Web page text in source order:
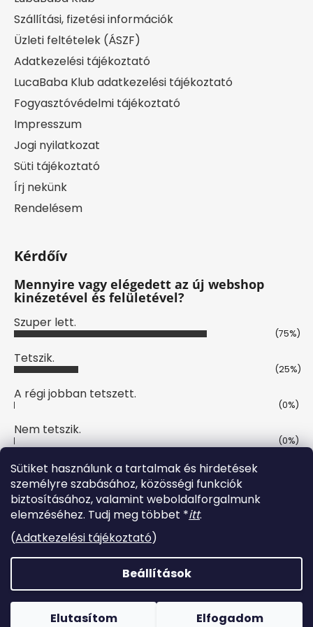
Sütiket használunk a tartalmak és hirdetések
személyre szabásához, közösségi funkciók
biztosításához, valamint weboldalforgalmunk
elemzéséhez. Tudj meg többet *itt.
(Adatkezelési tájékoztató)
Beállítások
Elutasítom Elfogadom
NYÁRI TERMÉKEK MOST -50% →MEGNÉZEM
Szállítási, fizetési információk
Üzleti feltételek (ÁSZF)
Adatkezelési tájékoztató
LucaBaba Klub adatkezelési tájékoztató
Fogyasztóvédelmi tájékoztató
Impresszum
Jogi nyilatkozat
Süti tájékoztató
Írj nekünk
Rendelésem
Kérdőív
Mennyire vagy elégedett az új webshop
kinézetével és felületével?
Szuper lett.
(75%)
Tetszik.
(25%)
A régi jobban tetszett.
(0%)
Nem tetszik.
(0%)
Szavazatok száma:4
Online fizetési lehetőséget biztosítunk
Shoptet készítette
Copyright 2026Lucaruha . Minden jog fenntartva.